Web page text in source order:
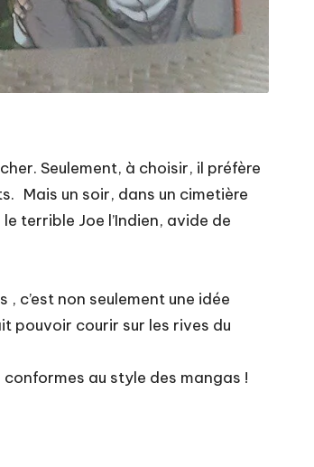
Seulement, à choisir, il préfère
Mais un soir, dans un cimetière
terrible Joe l’Indien, avide de
c’est non seulement une idée
pouvoir courir sur les rives du
au style des mangas !